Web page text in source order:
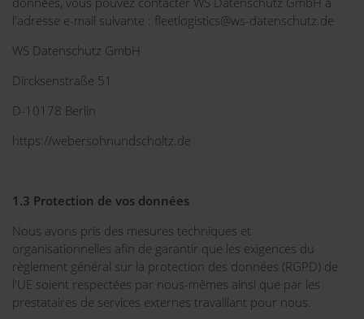
l'adresse e-mail suivante : fleetlogistics@ws-datenschutz.de
WS Datenschutz GmbH
Dircksenstraße 51
D-10178 Berlin
https://webersohnundscholtz.de
1.3 Protection de vos données
Nous avons pris des mesures techniques et
organisationnelles afin de garantir que les exigences du
règlement général sur la protection des données (RGPD) de
l'UE soient respectées par nous-mêmes ainsi que par les
prestataires de services externes travaillant pour nous.